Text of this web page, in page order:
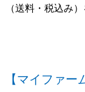
（送料・税込み
【マイファー